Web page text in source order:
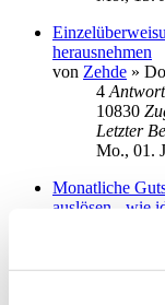
herausnehmen
von Zehde »
4
10830
Letzter
Mo., 01.
Monatliche
auslösen - wie
12937